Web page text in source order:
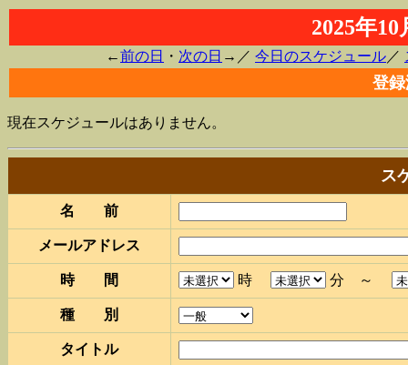
2025年
←前の日 ・ 次の日 →／ 今日のスケジュール ／
登
現在スケジュールはありません。
ス
名 前
メールアドレス
時 間 時 分 ～
種 別
タイトル